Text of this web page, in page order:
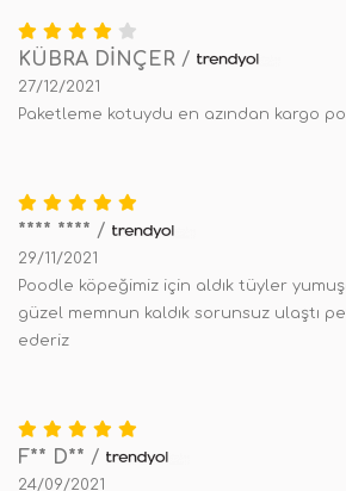
KÜBRA DİNÇER /
27/12/2021
Paketleme kotuydu en azından kargo
**** **** /
29/11/2021
Poodle köpeğimiz için aldık tüyler
güzel memnun kaldık sorunsuz ulaştı
ederiz
F** D** /
24/09/2021